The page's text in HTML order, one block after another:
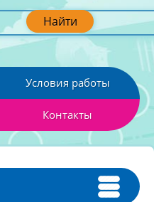
Найти
Условия работы
Контакты